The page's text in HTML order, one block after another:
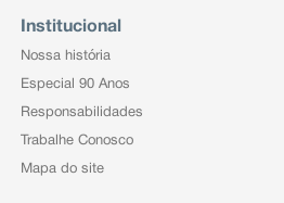
Institucional
Nossa história
Especial 90 Anos
Responsabilidades
Trabalhe Conosco
Mapa do site